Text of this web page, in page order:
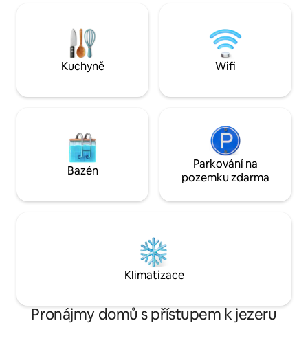
a kvalitně
8 hostů – rodiny
kteří hledají
Kuchyně Wifi
Bazén
Parkování na
pozemku zdarma
Klimatizace
Pronájmy domů s přístupem k jezeru